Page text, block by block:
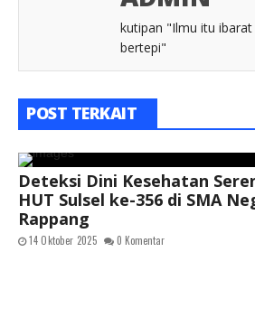
kutipan "Ilmu itu
bertepi"
POST TERKAIT
Deteksi Dini Kesehatan
HUT Sulsel ke-356 di SMA
Rappang
14 Oktober 2025 0 Komentar